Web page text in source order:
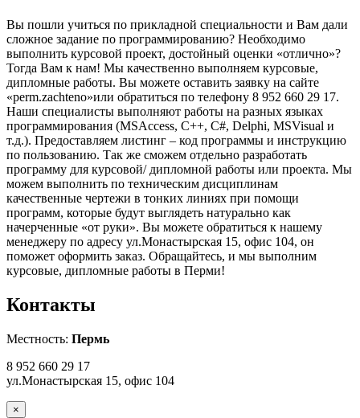
Вы пошли учиться по прикладной специальности и Вам дали
сложное задание по программированию? Необходимо
выполнить курсовой проект, достойный оценки «отлично»?
Тогда Вам к нам! Мы качественно выполняем курсовые,
дипломные работы. Вы можете оставить заявку на сайте
«perm.zachteno»или обратиться по телефону 8 952 660 29 17.
Наши специалисты выполняют работы на разных языках
программирования (MSAccess, С++, С#, Delphi, MSVisual и
т.д.). Предоставляем листинг – код программы и инструкцию
по пользованию. Так же сможем отдельно разработать
программу для курсовой/ дипломной работы или проекта. Мы
можем выполнить по техническим дисциплинам
качественные чертежи в тонких линиях при помощи
программ, которые будут выглядеть натурально как
начерченные «от руки». Вы можете обратиться к нашему
менеджеру по адресу ул.Монастырская 15, офис 104, он
поможет оформить заказ. Обращайтесь, и мы выполним
курсовые, дипломные работы в Перми!
Контакты
Местность: Пермь
8 952 660 29 17
ул.Монастырская 15, офис 104
×